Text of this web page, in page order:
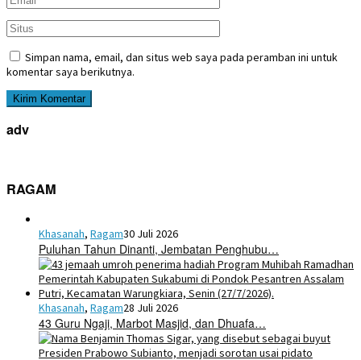
Simpan nama, email, dan situs web saya pada peramban ini untuk
komentar saya berikutnya.
adv
RAGAM
Khasanah, Ragam30 Juli 2026
Puluhan Tahun Dinanti, Jembatan Penghubu…
Khasanah, Ragam28 Juli 2026
43 Guru Ngaji, Marbot Masjid, dan Dhuafa…